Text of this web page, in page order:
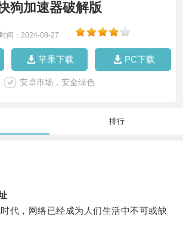
狗加速器破解版
时间：2024-08-27
苹果下载 PC下载
安卓市场，安全绿色
排行
，网络已经成为人们生活中不可或缺